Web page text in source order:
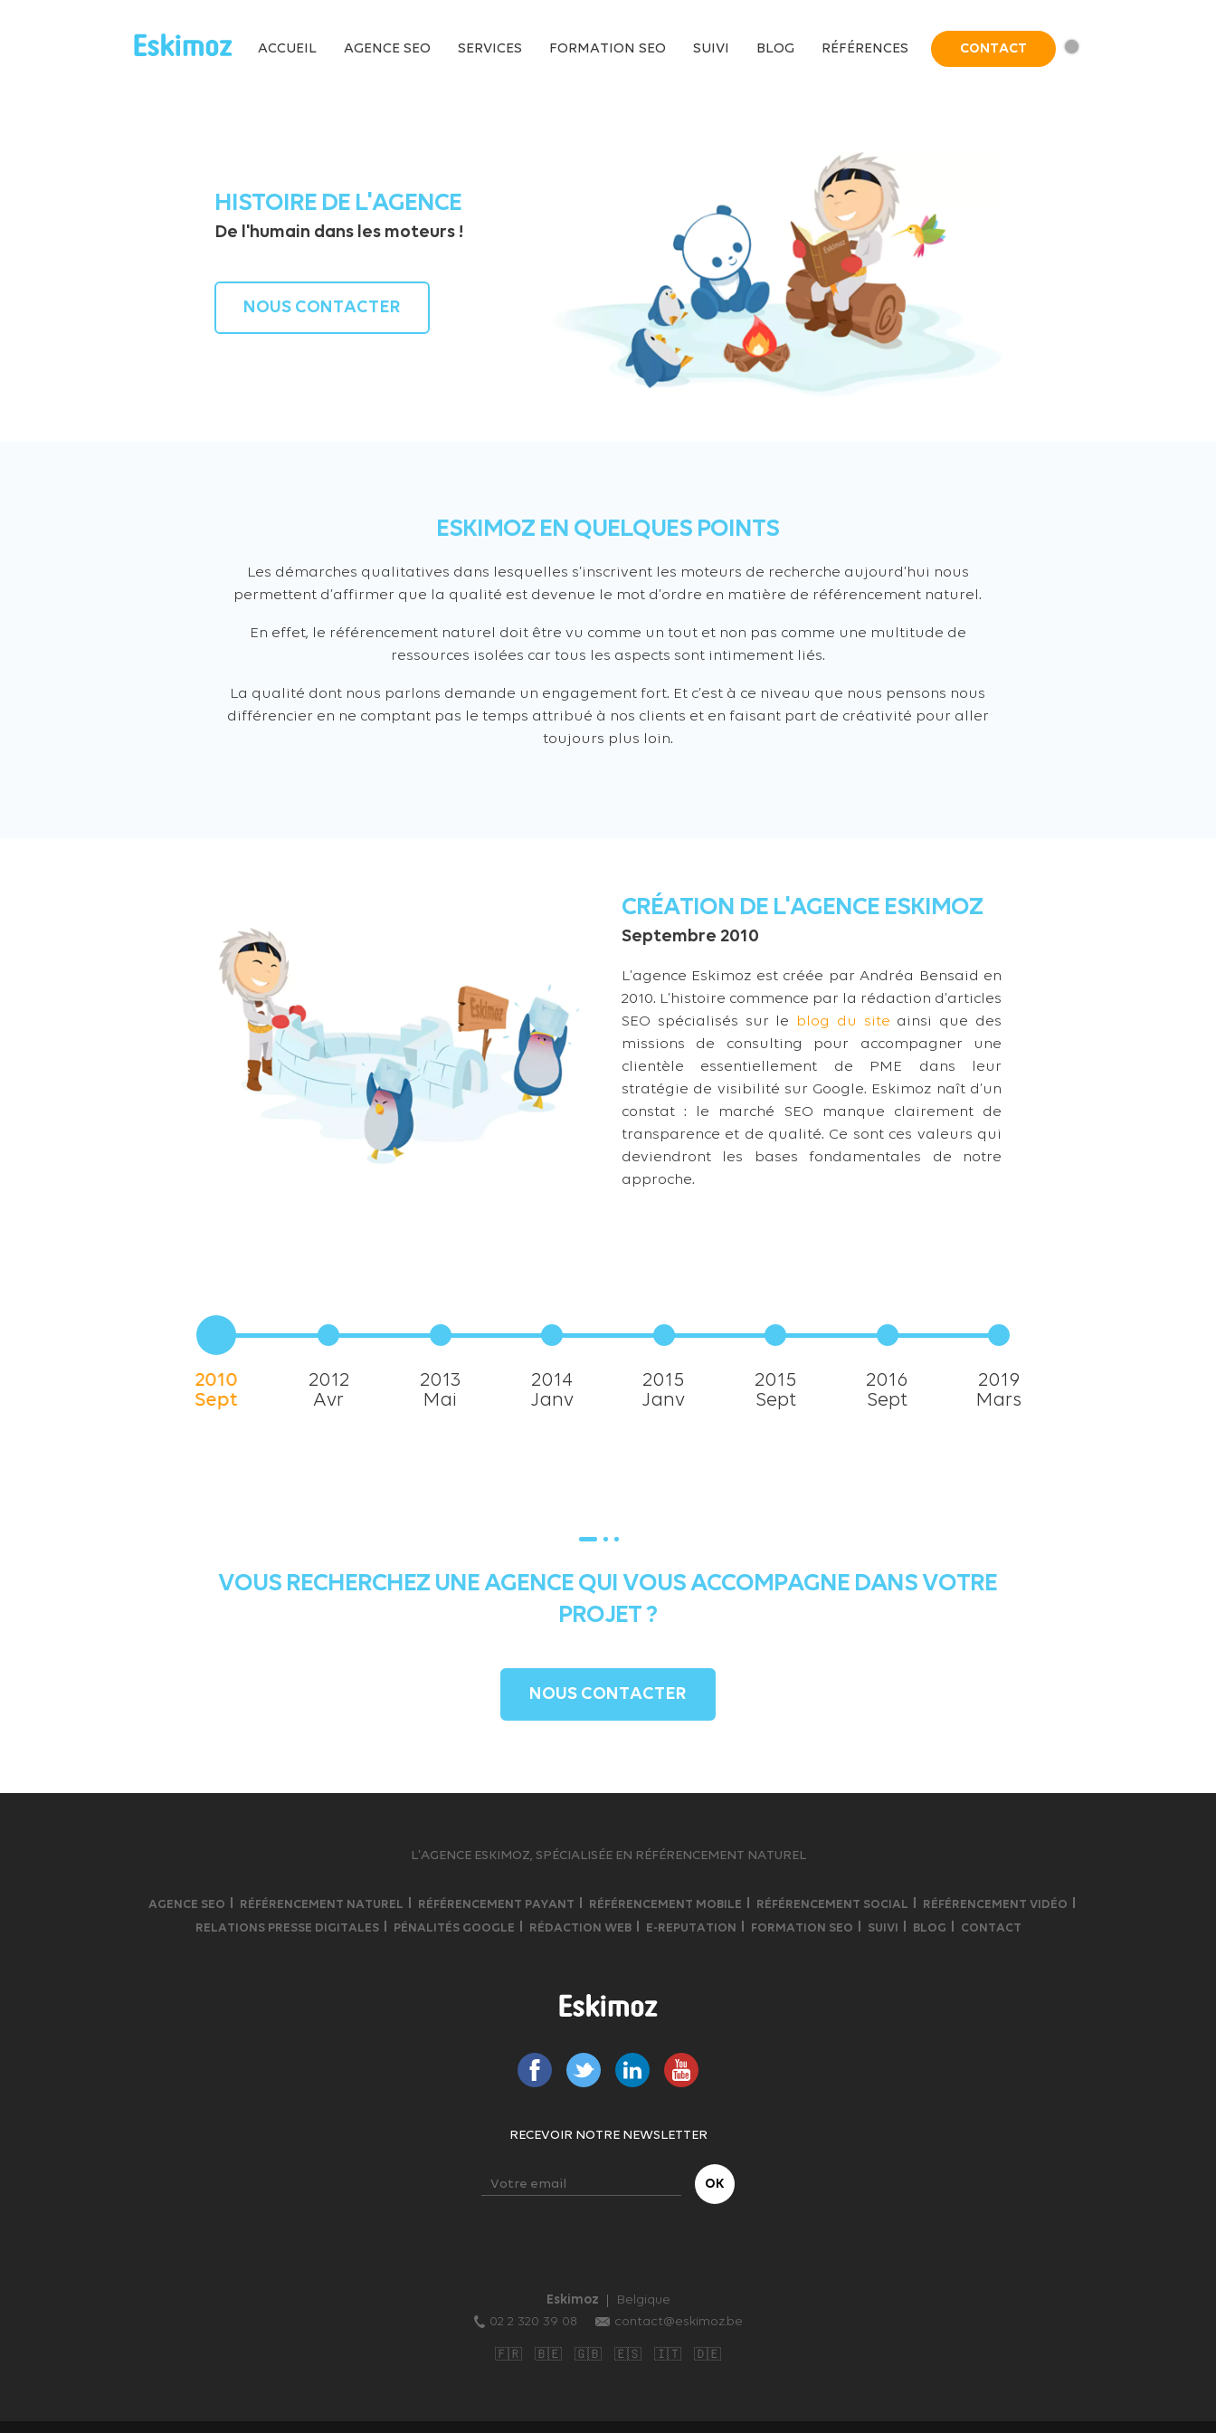
ACCUEIL AGENCE SEO SERVICES FORMATION SEO SUIVI BLOG RÉFÉRENCES CONTACT
HISTOIRE DE L'AGENCE
De l'humain dans les moteurs !
NOUS CONTACTER
ESKIMOZ EN QUELQUES POINTS
Les démarches qualitatives dans lesquelles s’inscrivent les moteurs de recherche aujourd’hui nous
permettent d’affirmer que la qualité est devenue le mot d’ordre en matière de référencement naturel.
En effet, le référencement naturel doit être vu comme un tout et non pas comme une multitude de
ressources isolées car tous les aspects sont intimement liés.
La qualité dont nous parlons demande un engagement fort. Et c’est à ce niveau que nous pensons nous
différencier en ne comptant pas le temps attribué à nos clients et en faisant part de créativité pour aller
toujours plus loin.
CRÉATION DE L'AGENCE ESKIMOZ
Septembre 2010
L’agence Eskimoz est créée par Andréa Bensaid en
2010. L’histoire commence par la rédaction d’articles
SEO spécialisés sur le
blog du site ainsi que des
missions de consulting pour accompagner une
clientèle essentiellement de PME dans leur
stratégie de visibilité sur Google. Eskimoz naît d’un
constat : le marché SEO manque clairement de
transparence et de qualité. Ce sont ces valeurs qui
deviendront les bases fondamentales de notre
approche.
2010
Sept
2012
Avr
2013
Mai
2014
Janv
2015
Janv
2015
Sept
2016
Sept
2019
Mars
VOUS RECHERCHEZ UNE AGENCE QUI VOUS ACCOMPAGNE DANS VOTRE
PROJET ?
NOUS CONTACTER
L’AGENCE ESKIMOZ, SPÉCIALISÉE EN RÉFÉRENCEMENT NATUREL
AGENCE SEO RÉFÉRENCEMENT NATUREL RÉFÉRENCEMENT PAYANT RÉFÉRENCEMENT MOBILE RÉFÉRENCEMENT SOCIAL
RÉFÉRENCEMENT VIDÉO
RELATIONS PRESSE DIGITALES
PÉNALITÉS GOOGLE RÉDACTION WEB E-REPUTATION FORMATION SEO SUIVI BLOG CONTACT
RECEVOIR NOTRE NEWSLETTER
Eskimoz
Belgique
02 2 320 39 08
contact@eskimoz.be
🇫🇷 🇧🇪 🇬🇧 🇪🇸 🇮🇹 🇩🇪